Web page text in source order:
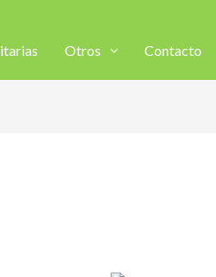
Otros Contacto